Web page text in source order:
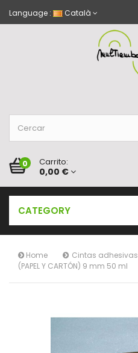
Language : Català
0 Carrito:
0,00 €
CATEGORY
Home Cintas adhesivas
(PAPEL Y CARTÓN) 9 mm 50 ml